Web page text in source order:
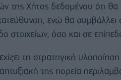
της Χήτος δεδομένου ότι
ενώ θα
στοιχείων, όσο και σε
τη στρατηγική
της πορεία